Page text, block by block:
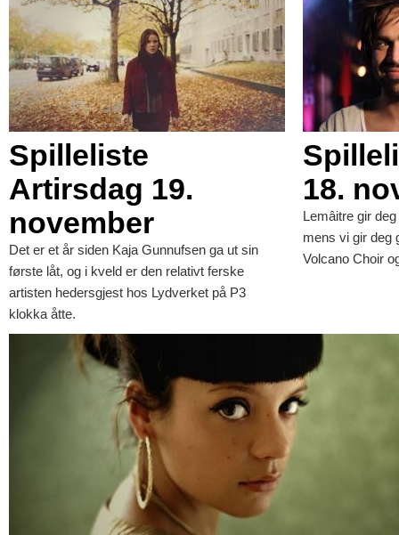
Spilleliste
Artirsdag 19.
november
Det er et år siden Kaja Gunnufsen ga ut sin
første låt, og i kveld er den relativt ferske
artisten hedersgjest hos Lydverket på P3
klokka åtte.
18.
Lemâitre gir
mens vi gir deg
Volcano Choir